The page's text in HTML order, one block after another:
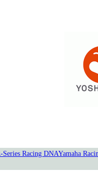
Series Racing DNAYamaha